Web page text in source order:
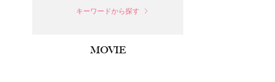
キーワードから探す
MOVIE